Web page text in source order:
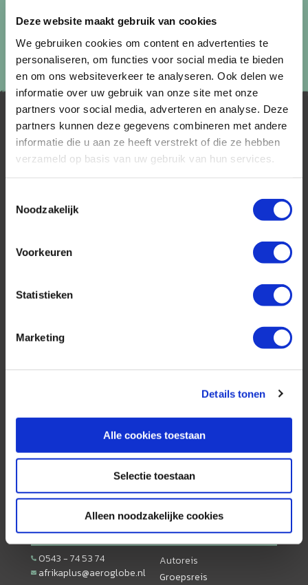
Deze website maakt gebruik van cookies
We gebruiken cookies om content en advertenties te
personaliseren, om functies voor social media te bieden
en om ons websiteverkeer te analyseren. Ook delen we
informatie over uw gebruik van onze site met onze
partners voor social media, adverteren en analyse. Deze
partners kunnen deze gegevens combineren met andere
informatie die u aan ze heeft verstrekt of die ze hebben
verzameld op basis van uw gebruik van hun services.
Noodzakelijk
Voorkeuren
Statistieken
Marketing
Details tonen
Alle cookies toestaan
Selectie toestaan
Alleen noodzakelijke cookies
AfrikaPlus is al 25 jaar toonaangevend op de
specialisme is het samenstellen van reizen tegen
de scherpste prijs in combinatie met de beste
volledig op maat worden samengesteld.
Neem ook eens een kijkje bij onze
Contact
0543 - 74 53 74
afrikaplus@aeroglobe.nl
Thema
Autoreis
Groepsreis